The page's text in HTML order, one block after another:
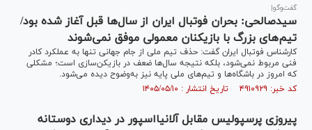
گفت‌و‌گو|
سیدصالحی: بحران فوتبال ایران از سال‌ها قبل آغاز شده بود/
تیم‌های بزرگ با بازیکنان معمولی موفق نمی‌شوند
کارشناس فوتبال ایران گفت: حذف تیم ملی از جام جهانی تنها به عملکرد کادر
فنی مربوط نمی‌شود، بلکه نتیجه سال‌ها ضعف در بازیکن‌سازی است؛ مشکلی
که امروز در باشگاه‌ها و تیم‌های ملی پایه نیز به‌وضوح دیده می‌شود.
کد خبر: ۴۹۱۰۹۲۹ تاریخ انتشار : ۱۴۰۵/۰۵/۱۰
پیروزی پرسپولیس مقابل آلانیااسپور در دیداری دوستانه